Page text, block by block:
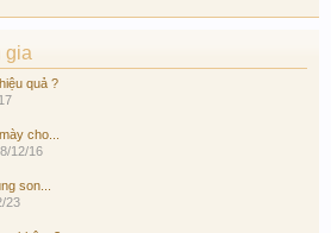
gia
quả ?
cho...
12/16
son...
23